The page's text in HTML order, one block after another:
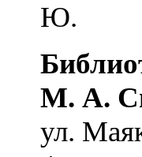
Ю.
М. А.
ул.